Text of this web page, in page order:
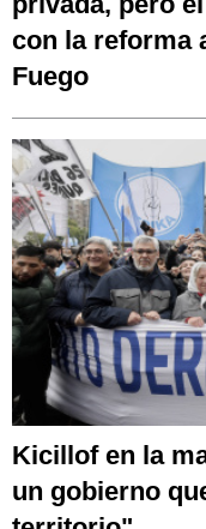
con la reforma
Fuego
Kicillof en la
un gobierno